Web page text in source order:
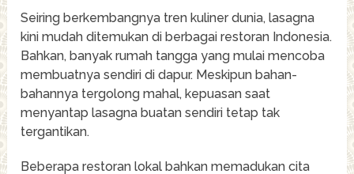
Seiring berkembangnya tren kuliner dunia, lasagna
kini mudah ditemukan di berbagai restoran Indonesia.
Bahkan, banyak rumah tangga yang mulai mencoba
membuatnya sendiri di dapur. Meskipun bahan-
bahannya tergolong mahal, kepuasan saat
menyantap lasagna buatan sendiri tetap tak
tergantikan.
Beberapa restoran lokal bahkan memadukan cita